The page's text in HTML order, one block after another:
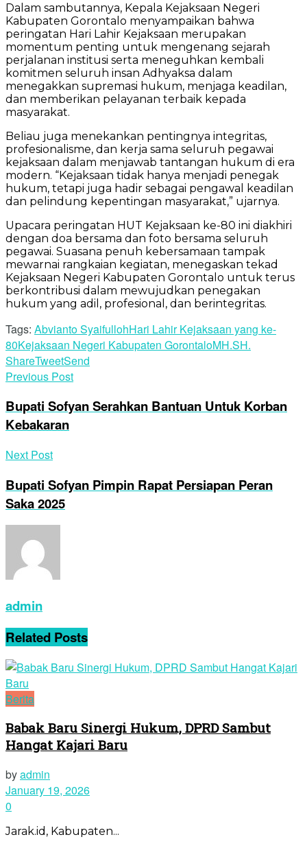
Dalam sambutannya, Kepala Kejaksaan Negeri
Kabupaten Gorontalo menyampaikan bahwa
peringatan Hari Lahir Kejaksaan merupakan
momentum penting untuk mengenang sejarah
perjalanan institusi serta meneguhkan kembali
komitmen seluruh insan Adhyaksa dalam
menegakkan supremasi hukum, menjaga keadilan,
dan memberikan pelayanan terbaik kepada
masyarakat.
Beliau juga menekankan pentingnya integritas,
profesionalisme, dan kerja sama seluruh pegawai
kejaksaan dalam menjawab tantangan hukum di era
modern. “Kejaksaan tidak hanya menjadi penegak
hukum, tetapi juga hadir sebagai pengawal keadilan
dan pelindung kepentingan masyarakat,” ujarnya.
Upacara peringatan HUT Kejaksaan ke-80 ini diakhiri
dengan doa bersama dan foto bersama seluruh
pegawai. Suasana penuh kebersamaan tampak
mewarnai rangkaian kegiatan, menegaskan tekad
Kejaksaan Negeri Kabupaten Gorontalo untuk terus
berkontribusi dalam mewujudkan penegakan
hukum yang adil, profesional, dan berintegritas.
Tags: Abvianto SyaifullohHari Lahir Kejaksaan yang ke-
80Kejaksaan Negeri Kabupaten GorontaloMH.SH.
ShareTweetSend
Previous Post
Bupati Sofyan Serahkan Bantuan Untuk Korban
Kebakaran
Next Post
Bupati Sofyan Pimpin Rapat Persiapan Peran
Saka 2025
admin
Related Posts
Berita
Babak Baru Sinergi Hukum, DPRD Sambut
Hangat Kajari Baru
byadmin
January 19, 2026
0
Jarak.id, Kabupaten...